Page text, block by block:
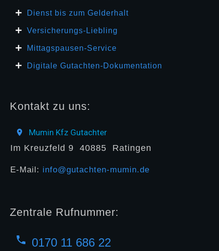
Dienst bis zum Gelderhalt
Versicherungs-Liebling
Mittagspausen-Service
Digitale Gutachten-Dokumentation
Kontakt zu uns:
Mumin Kfz Gutachter
Im Kreuzfeld 9 40885 Ratingen
E-Mail: info@gutachten-mumin.de
Zentrale Rufnummer:
0170 11 686 22